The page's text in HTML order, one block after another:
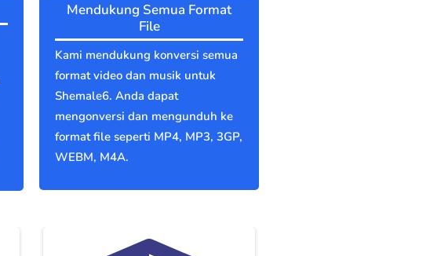
Mendukung Semua Format
File
Kami mendukung konversi semua
format video dan musik untuk
Shemale6. Anda dapat
mengonversi dan mengunduh ke
format file seperti MP4, MP3, 3GP,
WEBM, M4A.